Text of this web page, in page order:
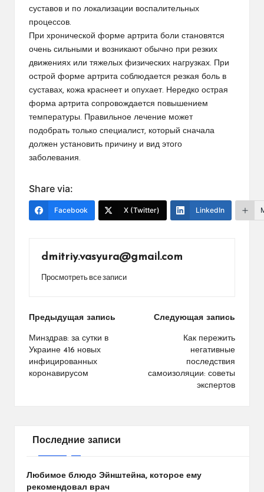
суставов и по локализации воспалительных
процессов.
При хронической форме артрита боли становятся
очень сильными и возникают обычно при резких
движениях или тяжелых физических нагрузках. При
острой форме артрита соблюдается резкая боль в
суставах, кожа краснеет и опухает. Нередко острая
форма артрита сопровождается повышением
температуры. Правильное лечение может
подобрать только специалист, который сначала
должен установить причину и вид этого
заболевания.
Share via:
Facebook X (Twitter) LinkedIn
dmitriy.vasyura@gmail.com
Просмотреть все записи
Навигация
по
записям
Предыдущая запись
Минздрав: за сутки в
Украине 416 новых
инфицированных
коронавирусом
Следующая запись
Как пережить
негативные
последствия
самоизоляции: советы
экспертов
Последние записи
Любимое блюдо Эйнштейна, которое ему
рекомендовал врач